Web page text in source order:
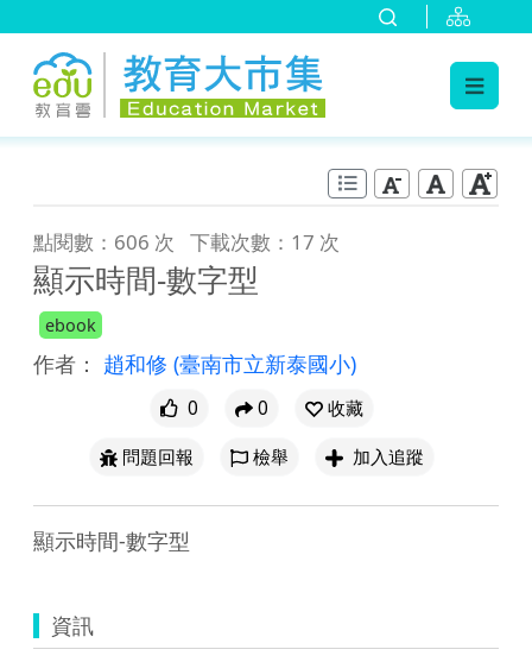
點閱數：606 次 下載次數：17 次
顯示時間-數字型
ebook
作者： 趙和修 (臺南市立新泰國小)
0 0
收藏
問題回報
檢舉 加入追蹤
資訊